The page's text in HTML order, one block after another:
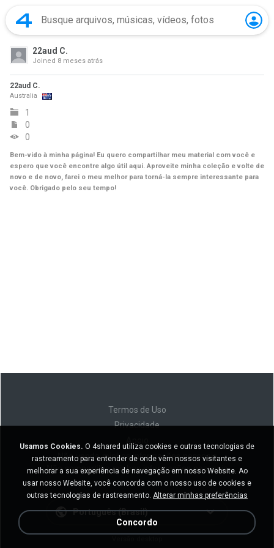
22aud C.
Joined 8 meses atrás
22aud C.
Australia
1
0
0
Bem-vido à minha página! Eu quero compartilhar meu material com você e
espero que você encontre algo útil aqui. Aproveite minha coleção e volte de
novo e de novo, farei o meu melhor para torná-la sempre interessante para
você. Obrigado pelo seu tempo!
Termos de Uso
Privacidade
Não venda minhas informações pessoais
Não compartilhe minhas informações pessoais
Português (Brasil)
Usamos Cookies. O 4shared utiliza cookies e outras tecnologias de
rastreamento para entender de onde vêm nossos visitantes e
melhorar a sua experiência de navegação em nosso Website. Ao
usar nosso Website, você concorda com o nosso uso de cookies e
outras tecnologias de rastreamento. Alterar minhas preferências
Concordo